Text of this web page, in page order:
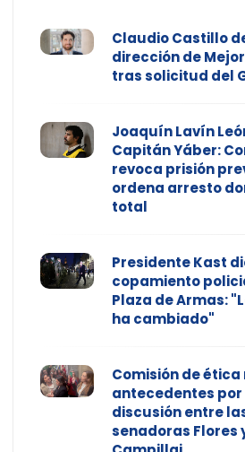
Claudio Castillo
dirección de
tras solicitud del
Joaquín Lavín
Capitán Yáber:
revoca prisión
ordena arresto
total
Presidente Kast
copamiento
Plaza de Armas:
ha cambiado"
Comisión de
antecedentes por
discusión entre
senadoras Flores